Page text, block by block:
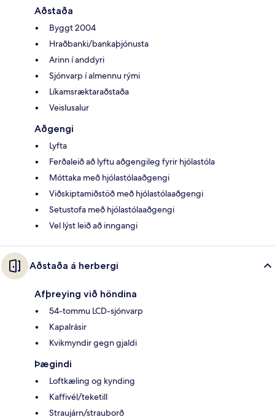
Aðstaða
Byggt 2004
Hraðbanki/bankaþjónusta
Arinn í anddyri
Sjónvarp í almennu rými
Líkamsræktaraðstaða
Veislusalur
Aðgengi
Lyfta
Ferðaleið að lyftu aðgengileg fyrir hjólastóla
Móttaka með hjólastólaaðgengi
Viðskiptamiðstöð með hjólastólaaðgengi
Setustofa með hjólastólaaðgengi
Vel lýst leið að inngangi
Aðstaða á herbergi
Afþreying við höndina
54-tommu LCD-sjónvarp
Kapalrásir
Kvikmyndir gegn gjaldi
Þægindi
Loftkæling og kynding
Kaffivél/teketill
Straujárn/strauborð